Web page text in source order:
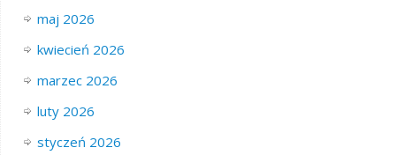
maj 2026
kwiecień 2026
marzec 2026
luty 2026
styczeń 2026